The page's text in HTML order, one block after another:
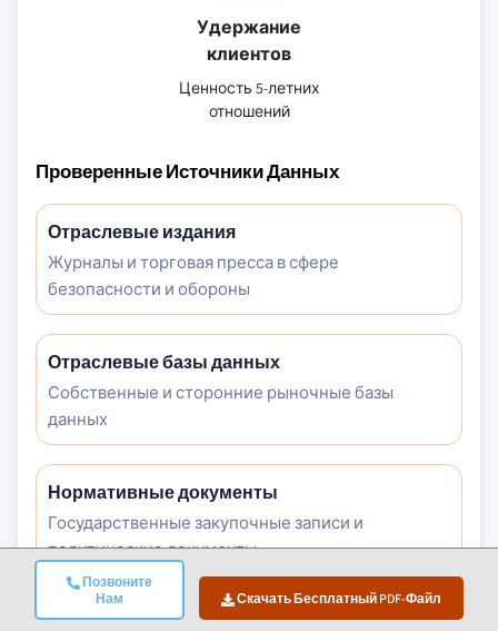
Позвоните
Нам
Скачать Бесплатный PDF-Файл
Удержание
клиентов
Ценность 5-летних
отношений
Проверенные Источники Данных
Отраслевые издания
Журналы и торговая пресса в сфере
безопасности и обороны
Отраслевые базы данных
Собственные и сторонние рыночные базы
данных
Нормативные документы
Государственные закупочные записи и
политические документы
Академические исследования